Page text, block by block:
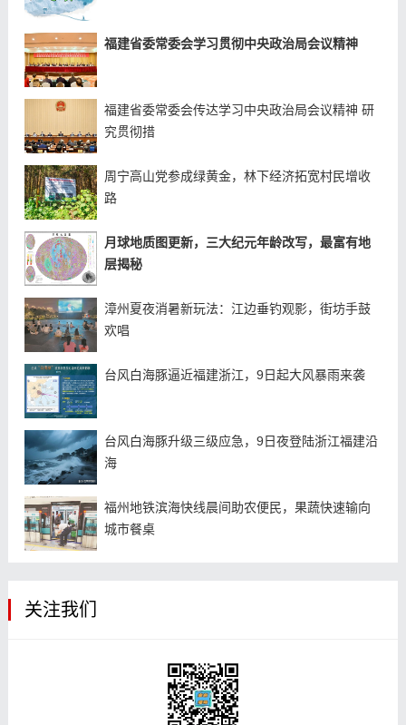
福建省委常委会学习贯彻中央政治局会议精神
福建省委常委会传达学习中央政治局会议精神 研
究贯彻措
周宁高山党参成绿黄金，林下经济拓宽村民增收
路
月球地质图更新，三大纪元年龄改写，最富有地
层揭秘
漳州夏夜消暑新玩法：江边垂钓观影，街坊手鼓
欢唱
台风白海豚逼近福建浙江，9日起大风暴雨来袭
台风白海豚升级三级应急，9日夜登陆浙江福建沿
海
福州地铁滨海快线晨间助农便民，果蔬快速输向
城市餐桌
关注我们